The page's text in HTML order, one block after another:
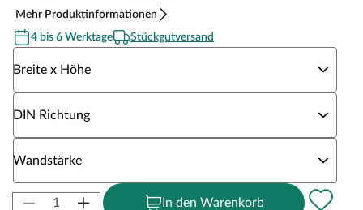
Mehr Produktinformationen
4 bis 6 Werktage
Stückgutversand
Breite x Höhe
DIN Richtung
Wandstärke
In den Warenkorb